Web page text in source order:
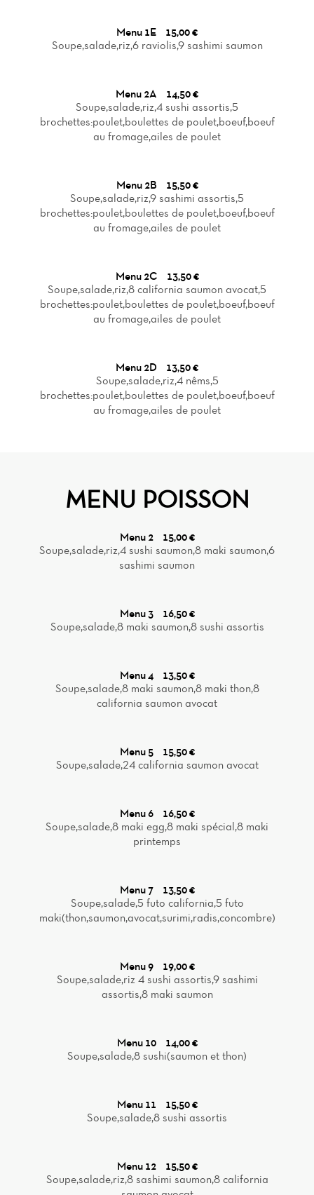
Menu 1E
15,00 €
Soupe,salade,riz,6 raviolis,9 sashimi saumon
Menu 2A
14,50 €
Soupe,salade,riz,4 sushi assortis,5
brochettes:poulet,boulettes de poulet,boeuf,boeuf
au fromage,ailes de poulet
Menu 2B
15,50 €
Soupe,salade,riz,9 sashimi assortis,5
brochettes:poulet,boulettes de poulet,boeuf,boeuf
au fromage,ailes de poulet
Menu 2C
13,50 €
Soupe,salade,riz,8 california saumon avocat,5
brochettes:poulet,boulettes de poulet,boeuf,boeuf
au fromage,ailes de poulet
Menu 2D
13,50 €
Soupe,salade,riz,4 nêms,5
brochettes:poulet,boulettes de poulet,boeuf,boeuf
au fromage,ailes de poulet
MENU POISSON
Menu 2
15,00 €
Soupe,salade,riz,4 sushi saumon,8 maki saumon,6
sashimi saumon
Menu 3
16,50 €
Soupe,salade,8 maki saumon,8 sushi assortis
Menu 4
13,50 €
Soupe,salade,8 maki saumon,8 maki thon,8
california saumon avocat
Menu 5
15,50 €
Soupe,salade,24 california saumon avocat
Menu 6
16,50 €
Soupe,salade,8 maki egg,8 maki spécial,8 maki
printemps
Menu 7
13,50 €
Soupe,salade,5 futo california,5 futo
maki(thon,saumon,avocat,surimi,radis,concombre)
Menu 9
19,00 €
Soupe,salade,riz 4 sushi assortis,9 sashimi
assortis,8 maki saumon
Menu 10
14,00 €
Soupe,salade,8 sushi(saumon et thon)
Menu 11
15,50 €
Soupe,salade,8 sushi assortis
Menu 12
15,50 €
Soupe,salade,riz,8 sashimi saumon,8 california